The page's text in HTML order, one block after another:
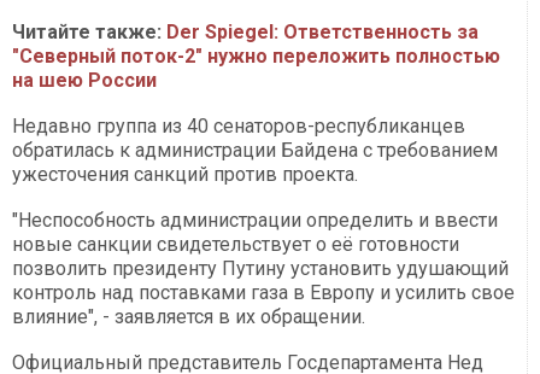
Читайте также: Der Spiegel: Ответственность за
"Северный поток-2" нужно переложить полностью
на шею России​​​​​​​
Недавно группа из 40 сенаторов-республиканцев
обратилась к администрации Байдена с требованием
ужесточения санкций против проекта.
"Неспособность администрации определить и ввести
новые санкции свидетельствует о её готовности
позволить президенту Путину установить удушающий
контроль над поставками газа в Европу и усилить свое
влияние", - заявляется в их обращении.
Официальный представитель Госдепартамента Нед